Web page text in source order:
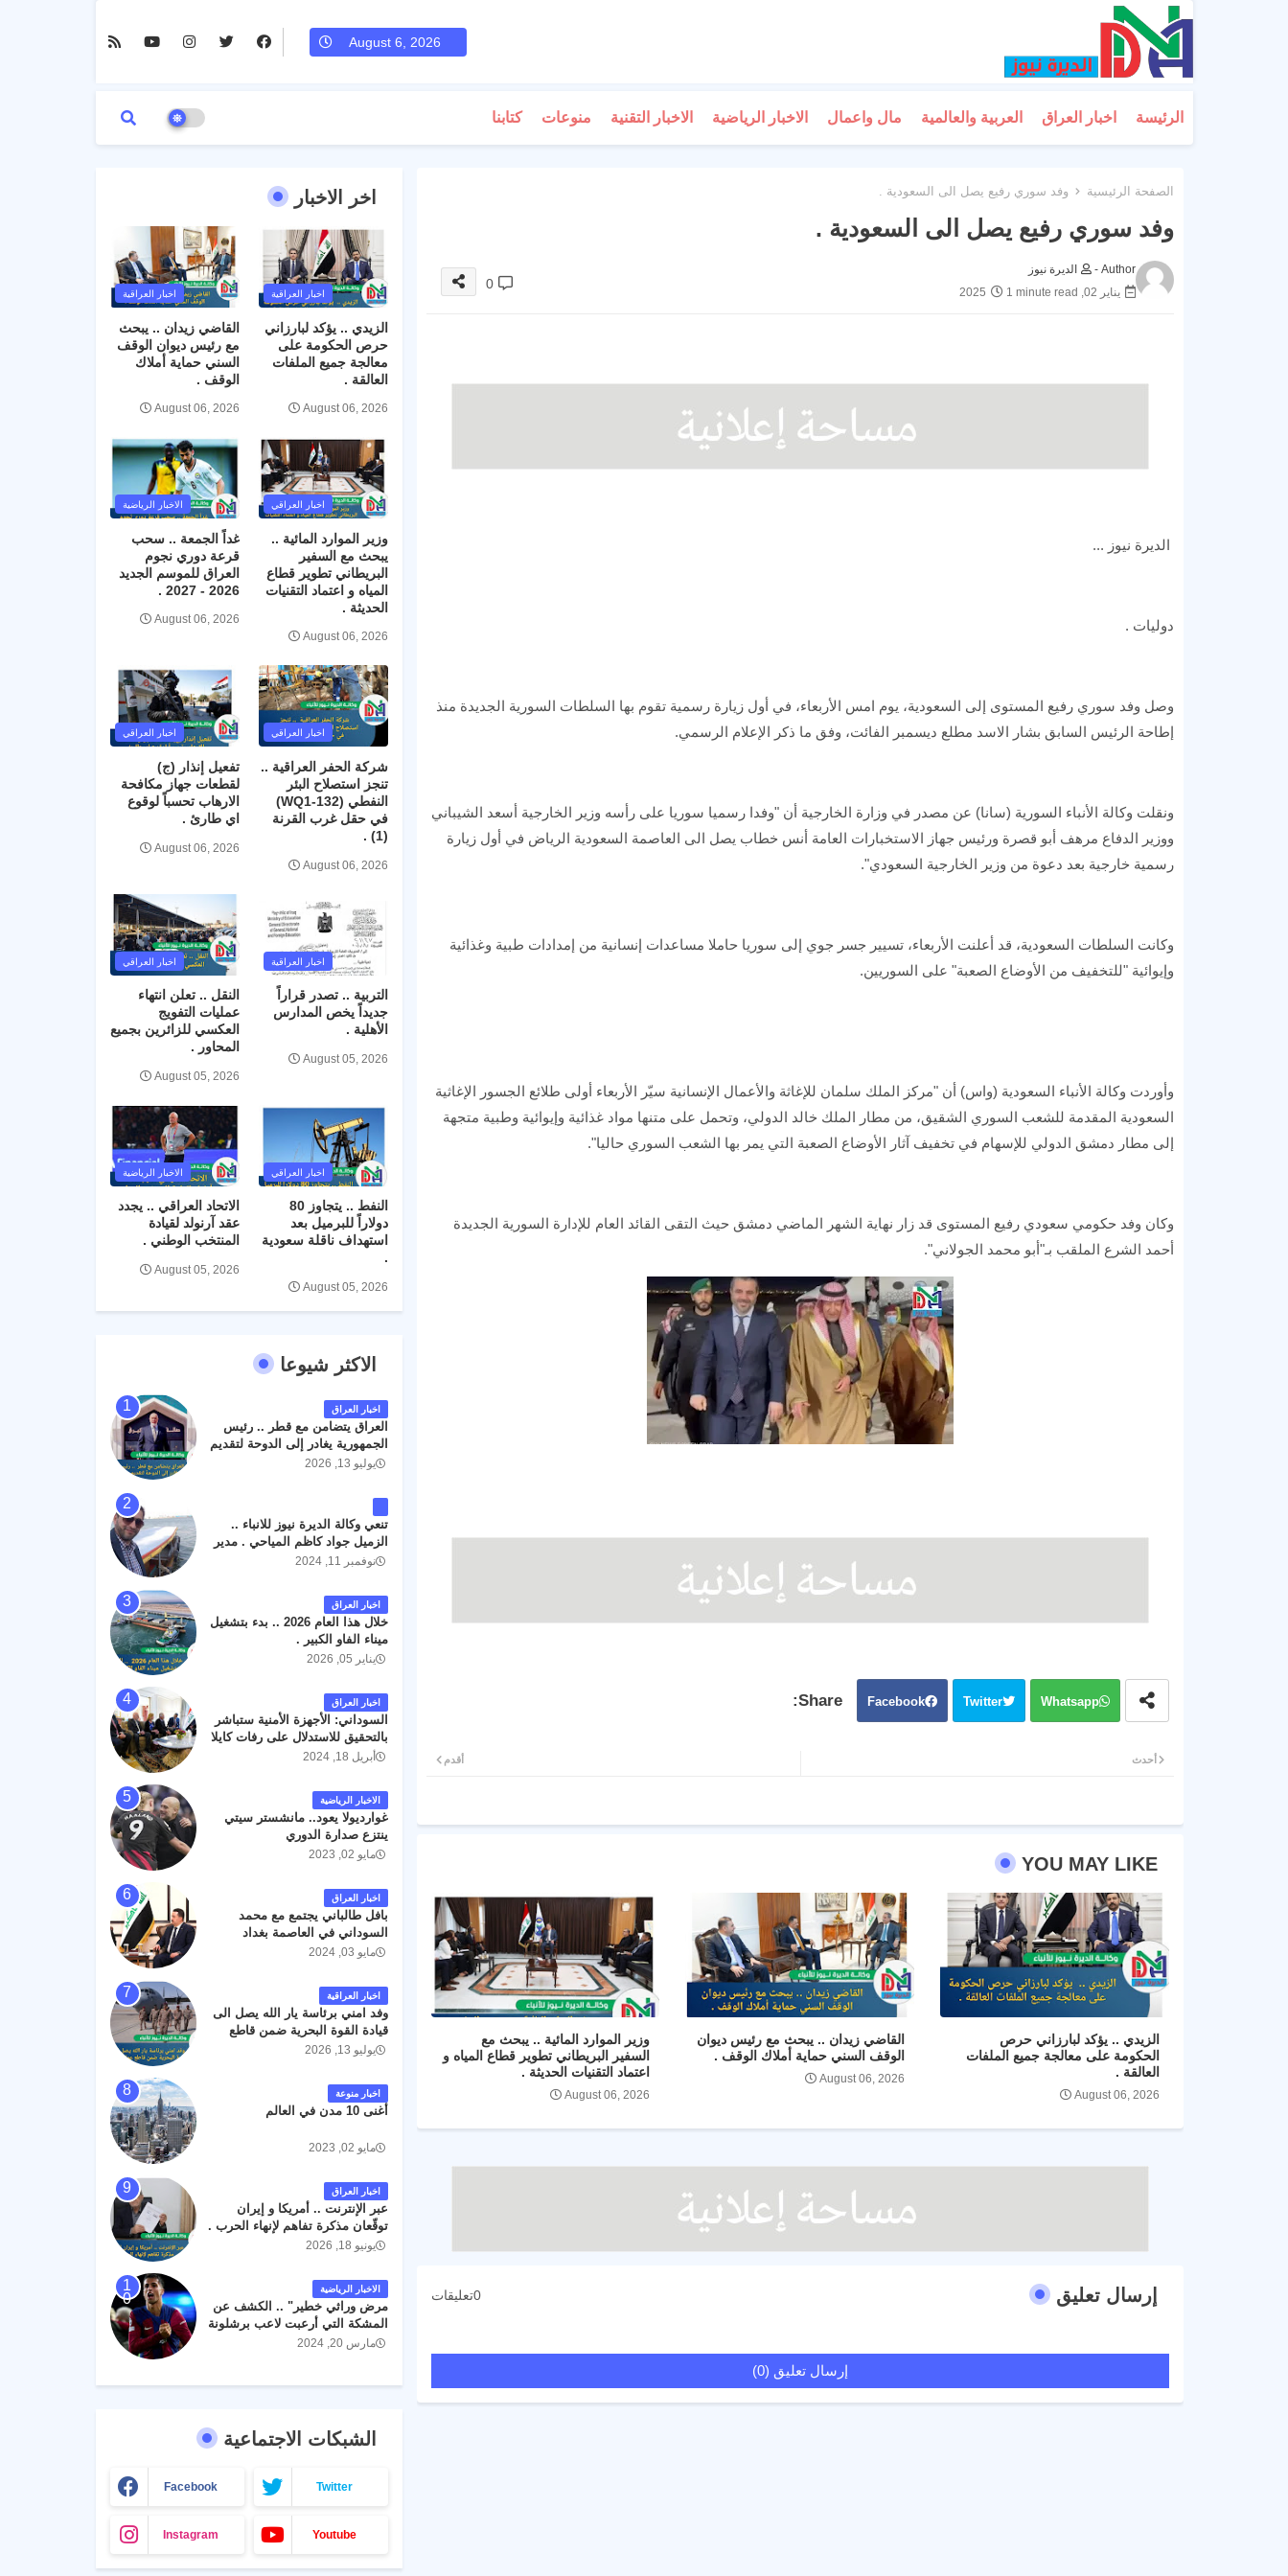
August 6, 2026
الرئيسة اخبار العراق العربية والعالمية مال واعمال الاخبار الرياضية الاخبار التقنية منوعات كتابنا
الصفحة الرئيسية وفد سوري رفيع يصل الى السعودية .
وفد سوري رفيع يصل الى السعودية .
Author -
الديرة نيوز
يناير 02, 2025
1 minute read
0
الديرة نيوز ...
دوليات .
وصل وفد سوري رفيع المستوى إلى السعودية، يوم امس الأربعاء، في أول زيارة رسمية تقوم بها السلطات السورية الجديدة منذ
إطاحة الرئيس السابق بشار الاسد مطلع ديسمبر الفائت، وفق ما ذكر الإعلام الرسمي.
ونقلت وكالة الأنباء السورية (سانا) عن مصدر في وزارة الخارجية أن "وفدا رسميا سوريا على رأسه وزير الخارجية أسعد الشيباني
ووزير الدفاع مرهف أبو قصرة ورئيس جهاز الاستخبارات العامة أنس خطاب يصل الى العاصمة السعودية الرياض في أول زيارة
رسمية خارجية بعد دعوة من وزير الخارجية السعودي".
وكانت السلطات السعودية، قد أعلنت الأربعاء، تسيير جسر جوي إلى سوريا حاملا مساعدات إنسانية من إمدادات طبية وغذائية
وإيوائية "للتخفيف من الأوضاع الصعبة" على السوريين.
وأوردت وكالة الأنباء السعودية (واس) أن "مركز الملك سلمان للإغاثة والأعمال الإنسانية سيّر الأربعاء أولى طلائع الجسور الإغاثية
السعودية المقدمة للشعب السوري الشقيق، من مطار الملك خالد الدولي، وتحمل على متنها مواد غذائية وإيوائية وطبية متجهة
إلى مطار دمشق الدولي للإسهام في تخفيف آثار الأوضاع الصعبة التي يمر بها الشعب السوري حاليا".
وكان وفد حكومي سعودي رفيع المستوى قد زار نهاية الشهر الماضي دمشق حيث التقى القائد العام للإدارة السورية الجديدة
أحمد الشرع الملقب بـ"أبو محمد الجولاني".
Facebook Twitter Whatsapp
أحدث أقدم
YOU MAY LIKE
الزيدي .. يؤكد لبارزاني حرص
الحكومة على معالجة جميع الملفات
العالقة .
August 06, 2026
القاضي زيدان .. يبحث مع رئيس ديوان
الوقف السني حماية أملاك الوقف .
August 06, 2026
وزير الموارد المائية .. يبحث مع
السفير البريطاني تطوير قطاع المياه و
اعتماد التقنيات الحديثة .
August 06, 2026
إرسال تعليق 0تعليقات
إرسال تعليق (0)
اخر الاخبار
اخبار العراقية
الزيدي .. يؤكد لبارزاني
حرص الحكومة على
معالجة جميع الملفات
العالقة .
August 06, 2026
اخبار العراقية
القاضي زيدان .. يبحث
مع رئيس ديوان الوقف
السني حماية أملاك
الوقف .
August 06, 2026
اخبار العراقي
وزير الموارد المائية ..
يبحث مع السفير
البريطاني تطوير قطاع
المياه و اعتماد التقنيات
الحديثة .
August 06, 2026
الاخبار الرياضية
غداً الجمعة .. سحب
قرعة دوري نجوم
العراق للموسم الجديد
2026 - 2027 .
August 06, 2026
اخبار العراقي
شركة الحفر العراقية ..
تنجز استصلاح البئر
النفطي (WQ1-132)
في حقل غرب القرنة
(1) .
August 06, 2026
اخبار العراقي
تفعيل إنذار (ج)
لقطعات جهاز مكافحة
الارهاب تحسباً لوقوع
اي طارئ .
August 06, 2026
اخبار العراقية
التربية .. تصدر قراراً
جديداً يخص المدارس
الأهلية .
August 05, 2026
اخبار العراقي
النقل .. تعلن انتهاء
عمليات التفويج
العكسي للزائرين بجميع
المحاور .
August 05, 2026
اخبار العراقي
النفط .. يتجاوز 80
دولاراً للبرميل بعد
استهداف ناقلة سعودية
.
August 05, 2026
الاخبار الرياضية
الاتحاد العراقي .. يجدد
عقد آرنولد لقيادة
المنتخب الوطني .
August 05, 2026
الاكثر شيوعا
اخبار العراق
العراق يتضامن مع قطر .. رئيس
الجمهورية يغادر إلى الدوحة لتقديم
واجب العزاء .
يوليو 13, 2026
تنعي وكالة الديرة نيوز للانباء ..
الزميل جواد كاظم المياحي . مدير
الخطوط الجوية العراقية السابق
البصرة الدولي اليوم الاثنين على
الطريق المؤدي من البوابة
الرئيسة الى صالة المسافرين .
حيث كان سبب الحادث يعود
لتصادم عجلته مع عجلة نوع كيا بنكو
مطار البصرة الدولي . سائلين الله
عز وجل ان يتغمد الفقيد بواسع
رحمته ، و انا لله وانا اليه راجعون .
نوفمبر 11, 2024
اخبار العراق
خلال هذا العام 2026 .. بدء بتشغيل
ميناء الفاو الكبير .
يناير 05, 2026
اخبار العراق
السوداني: الأجهزة الأمنية ستباشر
بالتحقيق للاستدلال على رفات كايلا
مولرأبريل 18, 2024
الاخبار الرياضية
غوارديولا يعود.. مانشستر سيتي
ينتزع صدارة الدوري
مايو 02, 2023
اخبار العراق
بافل طالباني يجتمع مع محمد
السوداني في العاصمة بغداد
مايو 03, 2024
اخبار العراقية
وفد امني برئاسة يار الله يصل الى
قيادة القوة البحرية ضمن قاطع
عمليات البصرة .
يوليو 13, 2026
اخبار منوعة
أغنى 10 مدن في العالم
مايو 02, 2023
اخبار العراق
عبر الإنترنت .. أمريكا و إيران
توقّعان مذكرة تفاهم لإنهاء الحرب .
يونيو 18, 2026
الاخبار الرياضية
مرض وراثي خطير" .. الكشف عن
المشكة التي أرعبت لاعب برشلونة
جواو كانسيلو
مارس 20, 2024
الشبكات الاجتماعية
Facebook Twitter
Instagram Youtube